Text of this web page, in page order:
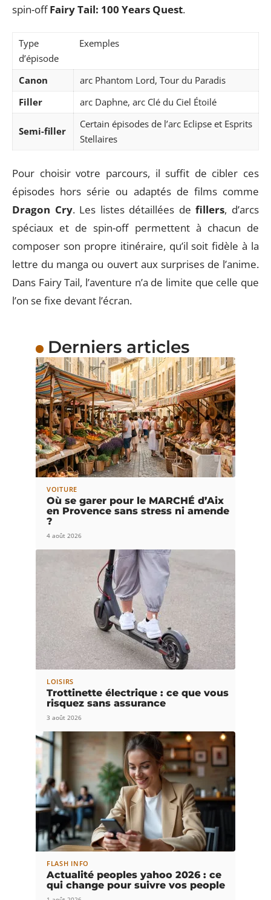
spin-offFairy Tail: 100 Years Quest.
Type
d’épisode
Exemples
Canon
arc Phantom Lord, Tour du Paradis
Filler
arc Daphne, arc Clé du Ciel Étoilé
Semi-filler
Certain épisodes de l’arc Eclipse et Esprits
Stellaires
Pour choisir votre parcours, il suffit de cibler ces
épisodes hors série ou adaptés de films comme
Dragon Cry. Les listes détaillées defillers, d’arcs
spéciaux et de spin-off permettent à chacun de
composer son propre itinéraire, qu’il soit fidèle à la
lettre du manga ou ouvert aux surprises de l’anime.
Dans Fairy Tail, l’aventure n’a de limite que celle que
l’on se fixe devant l’écran.
Derniers articles
VOITURE
Où se garer pour le MARCHÉ d’Aix
en Provence sans stress ni amende
?
4 août 2026
LOISIRS
Trottinette électrique : ce que vous
risquez sans assurance
3 août 2026
FLASH INFO
Actualité peoples yahoo 2026 : ce
qui change pour suivre vos people